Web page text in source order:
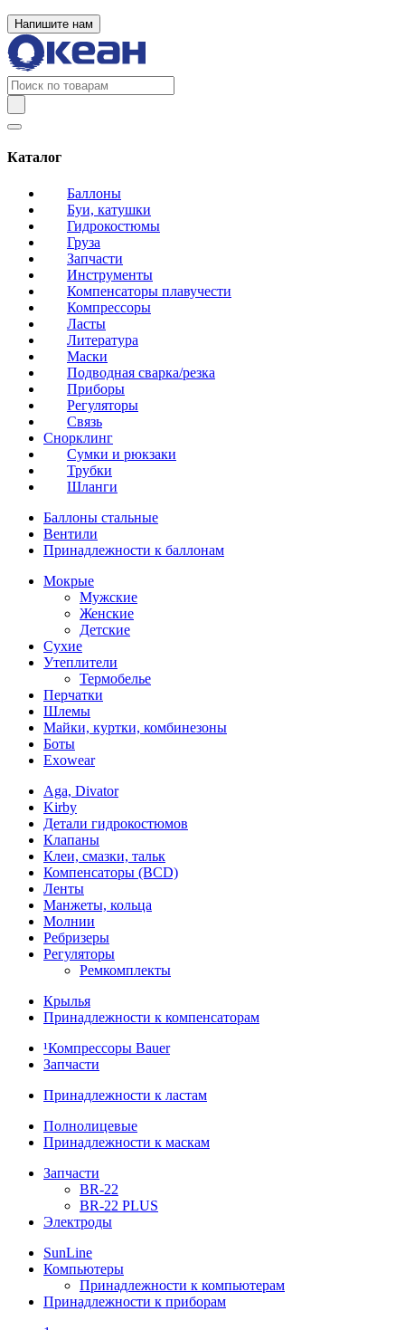
Напишите нам
Каталог
Баллоны
Буи, катушки
Гидрокостюмы
Груза
Запчасти
Инструменты
Компенсаторы плавучести
Компрессоры
Ласты
Литература
Маски
Подводная сварка/резка
Приборы
Регуляторы
Связь
Снорклинг
Сумки и рюкзаки
Трубки
Шланги
Баллоны стальные
Вентили
Принадлежности к баллонам
Мокрые
Мужские
Женские
Детские
Сухие
Утеплители
Термобелье
Перчатки
Шлемы
Майки, куртки, комбинезоны
Боты
Exowear
Aga, Divator
Kirby
Детали гидрокостюмов
Клапаны
Клеи, смазки, тальк
Компенсаторы (BCD)
Ленты
Манжеты, кольца
Молнии
Ребризеры
Регуляторы
Ремкомплекты
Крылья
Принадлежности к компенсаторам
¹Компрессоры Bauer
Запчасти
Принадлежности к ластам
Полнолицевые
Принадлежности к маскам
Запчасти
BR-22
BR-22 PLUS
Электроды
SunLine
Компьютеры
Принадлежности к компьютерам
Принадлежности к приборам